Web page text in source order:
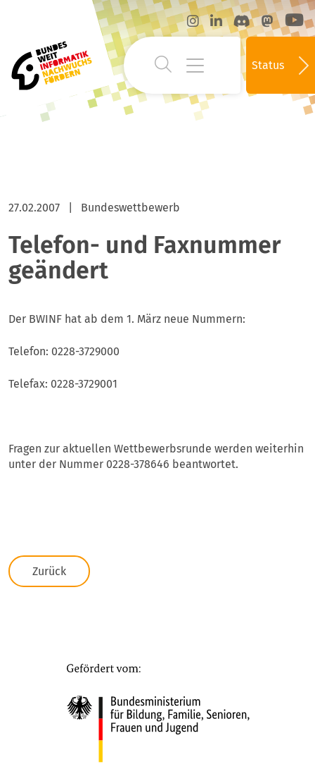
Status
27.02.2007 Bundeswettbewerb
Telefon- und Faxnummer
geändert
Der BWINF hat ab dem 1. März neue Nummern:
Telefon: 0228-3729000
Telefax: 0228-3729001
Fragen zur aktuellen Wettbewerbsrunde werden weiterhin
unter der Nummer 0228-378646 beantwortet.
Zurück